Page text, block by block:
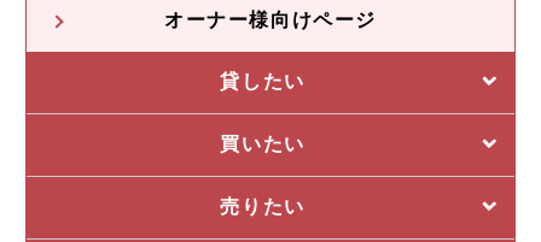
オーナー様向けページ
貸したい
選ばれる5つの理由
管理システム
買いたい
私たちの5つの強み
売りたい